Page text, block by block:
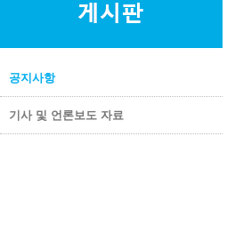
공지사항
기사 및 언론보도 자료